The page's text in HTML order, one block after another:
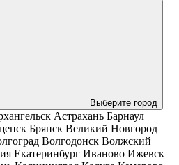
Выберите город
Астрахань Барнаул
Брянск Великий Новгород
Волгодонск Волжский
Екатеринбург Иваново Ижевск